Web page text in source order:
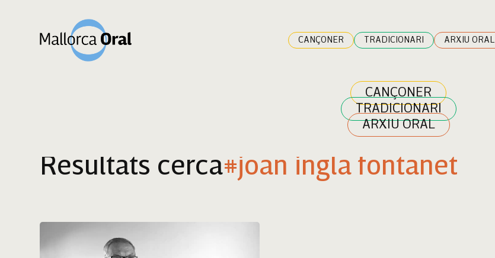
CANÇONER TRADICIONARI ARXIU ORAL
CANÇONER
TRADICIONARI
ARXIU ORAL
Resultats cerca#joan ingla fontanet